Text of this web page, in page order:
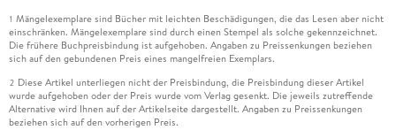
1 Mängelexemplare sind Bücher mit leichten Beschädigungen, die das Lesen aber nicht
einschränken. Mängelexemplare sind durch einen Stempel als solche gekennzeichnet.
Die frühere Buchpreisbindung ist aufgehoben. Angaben zu Preissenkungen beziehen
sich auf den gebundenen Preis eines mangelfreien Exemplars.
2 Diese Artikel unterliegen nicht der Preisbindung, die Preisbindung dieser Artikel
wurde aufgehoben oder der Preis wurde vom Verlag gesenkt. Die jeweils zutreffende
Alternative wird Ihnen auf der Artikelseite dargestellt. Angaben zu Preissenkungen
beziehen sich auf den vorherigen Preis.